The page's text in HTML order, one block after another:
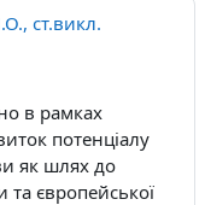
ст.викл.
в рамках
потенціалу
як шлях до
та європейської